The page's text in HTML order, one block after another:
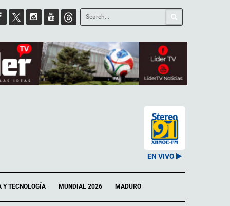
EN VIVO
Y TECNOLOGÍA MUNDIAL 2026 MADURO